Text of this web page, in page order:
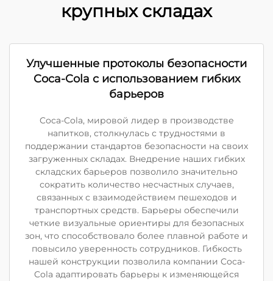
крупных складах
Улучшенные протоколы безопасности
Coca-Cola с использованием гибких
барьеров
Coca-Cola, мировой лидер в производстве
напитков, столкнулась с трудностями в
поддержании стандартов безопасности на своих
загруженных складах. Внедрение наших гибких
складских барьеров позволило значительно
сократить количество несчастных случаев,
связанных с взаимодействием пешеходов и
транспортных средств. Барьеры обеспечили
четкие визуальные ориентиры для безопасных
зон, что способствовало более плавной работе и
повысило уверенность сотрудников. Гибкость
нашей конструкции позволила компании Coca-
Cola адаптировать барьеры к изменяющейся